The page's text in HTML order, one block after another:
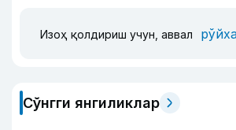
Изоҳ қолдириш учун, аввал
Сўнгги янгиликлар